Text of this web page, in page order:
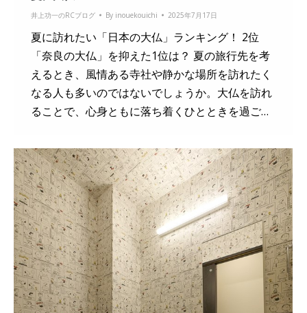
井上功一のRCブログ By inouekouichi 2025年7月17日
夏に訪れたい「日本の大仏」ランキング！ 2位
「奈良の大仏」を抑えた1位は？ 夏の旅行先を考
えるとき、風情ある寺社や静かな場所を訪れたく
なる人も多いのではないでしょうか。大仏を訪れ
ることで、心身ともに落ち着くひとときを過ご…